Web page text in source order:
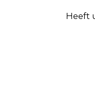
Heeft